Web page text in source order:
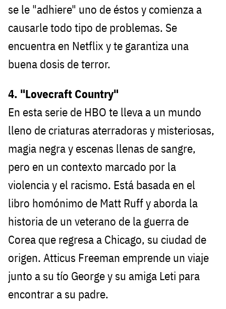
se le "adhiere" uno de éstos y comienza a
causarle todo tipo de problemas. Se
encuentra en Netflix y te garantiza una
buena dosis de terror.
4. "Lovecraft Country"
En esta serie de HBO te lleva a un mundo
lleno de criaturas aterradoras y misteriosas,
magia negra y escenas llenas de sangre,
pero en un contexto marcado por la
violencia y el racismo. Está basada en el
libro homónimo de Matt Ruff y aborda la
historia de un veterano de la guerra de
Corea que regresa a Chicago, su ciudad de
origen. Atticus Freeman emprende un viaje
junto a su tío George y su amiga Leti para
encontrar a su padre.